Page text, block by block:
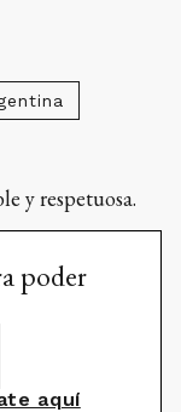
y respetuosa.
poder
aquí